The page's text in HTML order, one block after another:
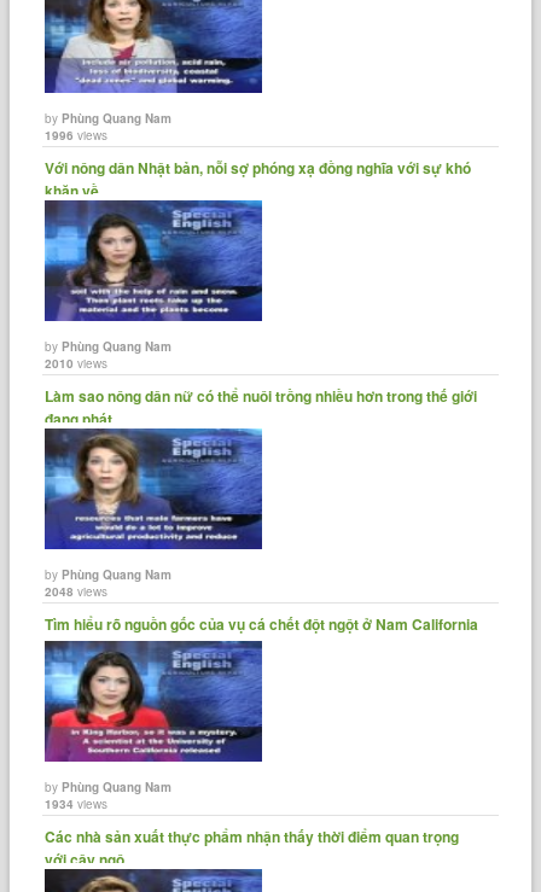
byPhùng Quang Nam
1996 views
Với nông dân Nhật bản, nỗi sợ phóng xạ đồng nghĩa với sự khó
khăn về......
byPhùng Quang Nam
2010 views
Làm sao nông dân nữ có thể nuôi trồng nhiều hơn trong thế giới
đang phát......
byPhùng Quang Nam
2048 views
Tìm hiểu rõ nguồn gốc của vụ cá chết đột ngột ở Nam California
byPhùng Quang Nam
1934 views
Các nhà sản xuất thực phẩm nhận thấy thời điểm quan trọng
với cây ngô......